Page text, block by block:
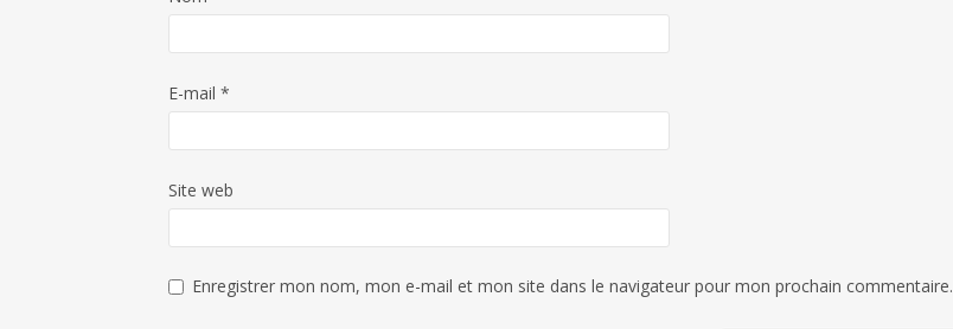
E-mail *
Site web
Enregistrer mon nom, mon e-mail et mon site dans le navigateur pour mon prochain commentaire.